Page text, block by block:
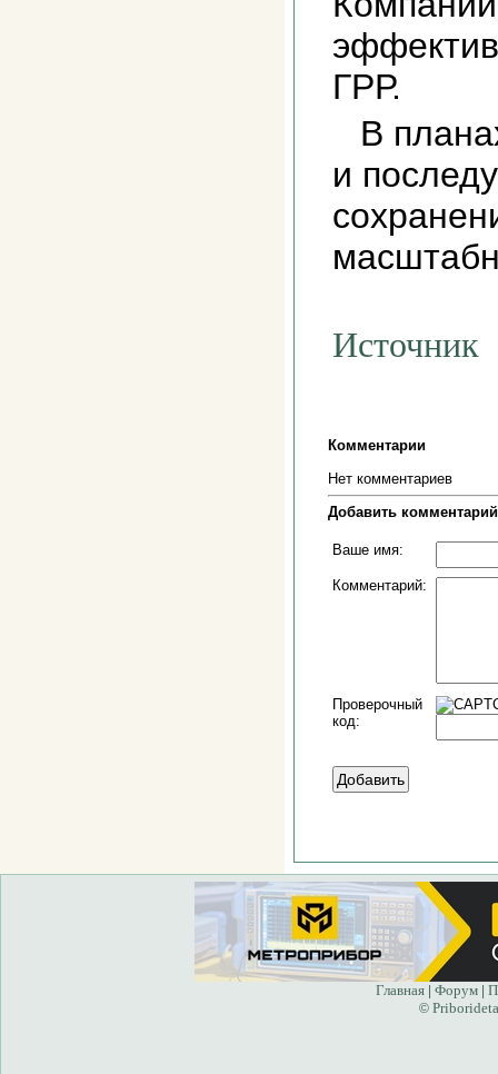
ГРР.
В
и
Источник
Комментарии
Нет комментариев
Добавить комментарий
Ваше имя:
Комментарий:
Проверочный
код:
Главная Форум
©